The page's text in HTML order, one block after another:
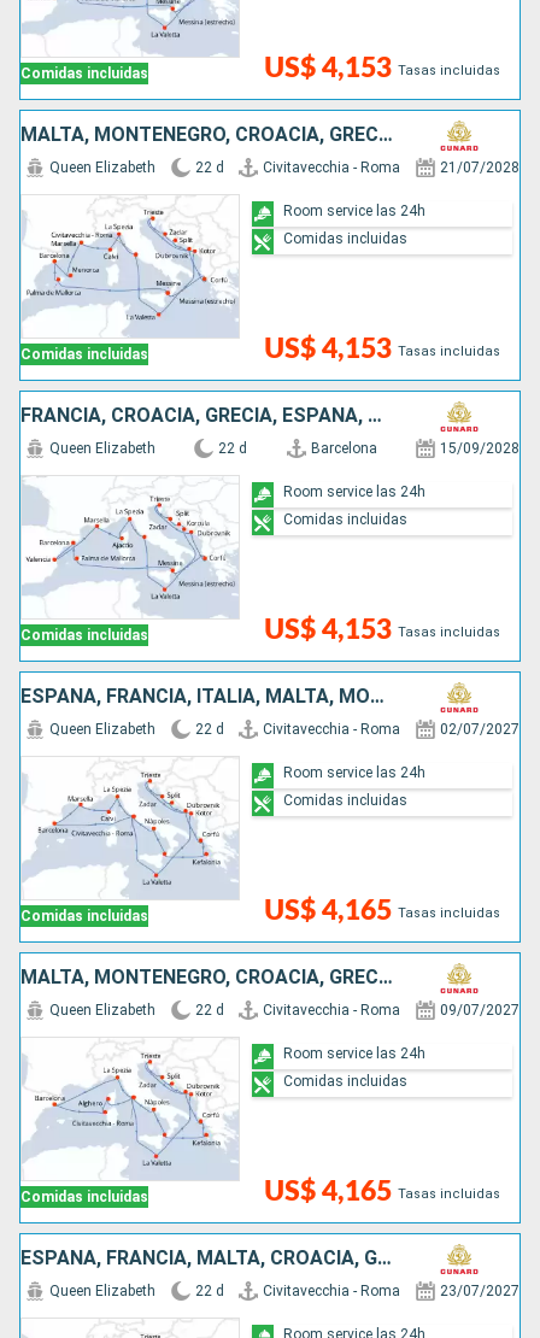
Comidas incluidas US$ 4,153 Tasas incluidas
MALTA, MONTENEGRO, CROACIA, GRECIA, ESPAÑA, FRANCIA, ITALIA
Comidas incluidas
Queen Elizabeth 22 d Civitavecchia - Roma 21/07/2028
US$ 4,153 Tasas incluidas
Room service las 24h
Comidas incluidas
FRANCIA, CROACIA, GRECIA, ESPAÑA, MALTA, ITALIA
Comidas incluidas
Queen Elizabeth 22 d Barcelona 15/09/2028
US$ 4,153 Tasas incluidas
Room service las 24h
Comidas incluidas
ESPAÑA, FRANCIA, ITALIA, MALTA, MONTENEGRO, CROACIA, GRECIA
Comidas incluidas
Queen Elizabeth 22 d Civitavecchia - Roma 02/07/2027
US$ 4,165 Tasas incluidas
Room service las 24h
Comidas incluidas
MALTA, MONTENEGRO, CROACIA, GRECIA, ITALIA, ESPAÑA, FRANCIA
Comidas incluidas
Queen Elizabeth 22 d Civitavecchia - Roma 09/07/2027
US$ 4,165 Tasas incluidas
Room service las 24h
Comidas incluidas
ESPAÑA, FRANCIA, MALTA, CROACIA, GRECIA, ITALIA
Queen Elizabeth 22 d Civitavecchia - Roma 23/07/2027
Room service las 24h